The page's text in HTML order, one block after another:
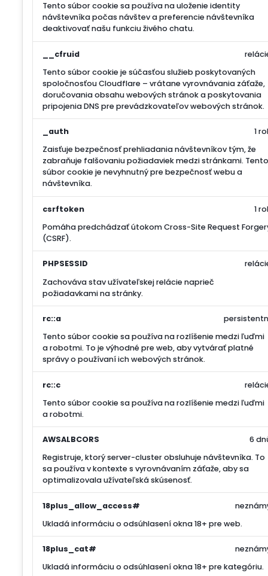
Tento súbor cookie sa používa na uloženie identity
návštevníka počas návštev a preferencie návštevníka
deaktivovať našu funkciu živého chatu.
__cfruid
Tento súbor cookie je súčasťou služieb poskytovaných
spoločnosťou Cloudflare – vrátane vyrovnávania záťaže,
doručovania obsahu webových stránok a poskytovania
pripojenia DNS pre prevádzkovateľov webových stránok.
_auth
Zaisťuje bezpečnosť prehliadania návštevníkov tým, že
zabraňuje falšovaniu požiadaviek medzi stránkami. Tento
súbor cookie je nevyhnutný pre bezpečnosť webu a
návštevníka.
1
csrftoken
Pomáha predchádzať útokom Cross-Site Request
(CSRF).
1
PHPSESSID
Zachováva stav užívateľskej relácie naprieč
požiadavkami na stránky.
rc::a
Tento súbor cookie sa používa na rozlíšenie medzi ľuďmi
a robotmi. To je výhodné pre web, aby vytvárať platné
správy o používaní ich webových stránok.
rc::c
Tento súbor cookie sa používa na rozlíšenie medzi ľuďmi
a robotmi.
AWSALBCORS
Registruje, ktorý server-cluster obsluhuje návštevníka. To
sa používa v kontexte s vyrovnávaním záťaže, aby sa
optimalizovala užívateľská skúsenosť.
6
18plus_allow_access#
Ukladá informáciu o odsúhlasení okna 18+ pre web.
18plus_cat#
Ukladá informáciu o odsúhlasení okna 18+ pre kategóriu.